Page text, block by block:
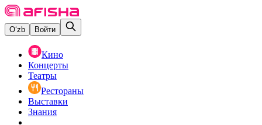
O‘zb Войти
Кино
Концерты
Театры
Рестораны
Выставки
Знания